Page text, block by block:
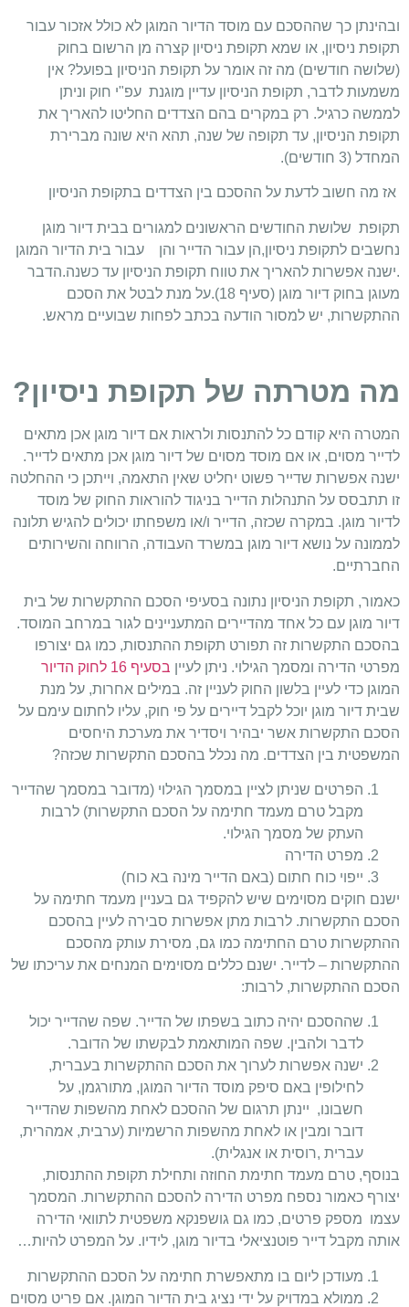
ובהינתן כך שההסכם עם מוסד הדיור המוגן לא כולל אזכור עבור
תקופת ניסיון, או שמא תקופת ניסיון קצרה מן הרשום בחוק
(שלושה חודשים) מה זה אומר על תקופת הניסיון בפועל? אין
משמעות לדבר, תקופת הניסיון עדיין מוגנת עפ"י חוק וניתן
לממשה כרגיל. רק במקרים בהם הצדדים החליטו להאריך את
תקופת הניסיון, עד תקופה של שנה, תהא היא שונה מברירת
המחדל (3 חודשים).
אז מה חשוב לדעת על ההסכם בין הצדדים בתקופת הניסיון
תקופת שלושת החודשים הראשונים למגורים בבית דיור מוגן
נחשבים לתקופת ניסיון,הן עבור הדייר והן עבור בית הדיור המוגן
.ישנה אפשרות להאריך את טווח תקופת הניסיון עד כשנה.הדבר
מעוגן בחוק דיור מוגן (סעיף 18).על מנת לבטל את הסכם
ההתקשרות, יש למסור הודעה בכתב לפחות שבועיים מראש.
מה מטרתה של תקופת ניסיון?
המטרה היא קודם כל להתנסות ולראות אם דיור מוגן אכן מתאים
לדייר מסוים, או אם מוסד מסוים של דיור מוגן אכן מתאים לדייר.
ישנה אפשרות שדייר פשוט יחליט שאין התאמה, וייתכן כי ההחלטה
זו תתבסס על התנהלות הדייר בניגוד להוראות החוק של מוסד
לדיור מוגן. במקרה שכזה, הדייר ו/או משפחתו יכולים להגיש תלונה
לממונה על נושא דיור מוגן במשרד העבודה, הרווחה והשירותים
החברתיים.
כאמור, תקופת הניסיון נתונה בסעיפי הסכם ההתקשרות של בית
דיור מוגן עם כל אחד מהדיירים המתעניינים לגור במרחב המוסד.
בהסכם התקשרות זה תפורט תקופת ההתנסות, כמו גם יצורפו
מפרטי הדירה ומסמך הגילוי. ניתן לעיין בסעיף 16 לחוק הדיור
המוגן כדי לעיין בלשון החוק לעניין זה. במילים אחרות, על מנת
שבית דיור מוגן יוכל לקבל דיירים על פי חוק, עליו לחתום עימם על
הסכם התקשרות אשר יבהיר ויסדיר את מערכת היחסים
המשפטית בין הצדדים. מה נכלל בהסכם התקשרות שכזה?
הפרטים שניתן לציין במסמך הגילוי (מדובר במסמך שהדייר
מקבל טרם מעמד חתימה על הסכם התקשרות) לרבות
העתק של מסמך הגילוי.
מפרט הדירה
ייפוי כוח חתום (באם הדייר מינה בא כוח)
ישנם חוקים מסוימים שיש להקפיד גם בעניין מעמד חתימה על
הסכם התקשרות. לרבות מתן אפשרות סבירה לעיין בהסכם
ההתקשרות טרם החתימה כמו גם, מסירת עותק מהסכם
ההתקשרות – לדייר. ישנם כללים מסוימים המנחים את עריכתו של
הסכם ההתקשרות, לרבות:
שההסכם יהיה כתוב בשפתו של הדייר. שפה שהדייר יכול
לדבר ולהבין. שפה המותאמת לבקשתו של הדובר.
ישנה אפשרות לערוך את הסכם ההתקשרות בעברית,
לחילופין באם סיפק מוסד הדיור המוגן, מתורגמן, על
חשבונו, יינתן תרגום של ההסכם לאחת מהשפות שהדייר
דובר ומבין או לאחת מהשפות הרשמיות (ערבית, אמהרית,
עברית ,רוסית או אנגלית).
בנוסף, טרם מעמד חתימת החוזה ותחילת תקופת ההתנסות,
יצורף כאמור נספח מפרט הדירה להסכם ההתקשרות. המסמך
עצמו מספק פרטים, כמו גם גושפנקא משפטית לתוואי הדירה
אותה מקבל דייר פוטנציאלי בדיור מוגן, לידיו. על המפרט להיות…
מעודכן ליום בו מתאפשרת חתימה על הסכם ההתקשרות
ממולא במדויק על ידי נציג בית הדיור המוגן. אם פריט מסוים